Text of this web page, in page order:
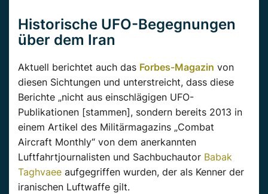
Historische UFO-Begegnungen
über dem Iran
Aktuell berichtet auch das Forbes-Magazin von
diesen Sichtungen und unterstreicht, dass diese
Berichte „nicht aus einschlägigen UFO-
Publikationen [stammen], sondern bereits 2013 in
einem Artikel des Militärmagazins „Combat
Aircraft Monthly“ von dem anerkannten
Luftfahrtjournalisten und Sachbuchautor Babak
Taghvaee aufgegriffen wurden, der als Kenner der
iranischen Luftwaffe gilt.